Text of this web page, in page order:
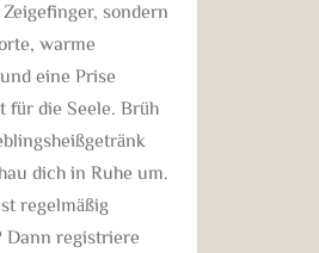
sondern
warme
eine Prise
für die Seele. Brüh
dich in Ruhe um.
regelmäßig
Dann registriere